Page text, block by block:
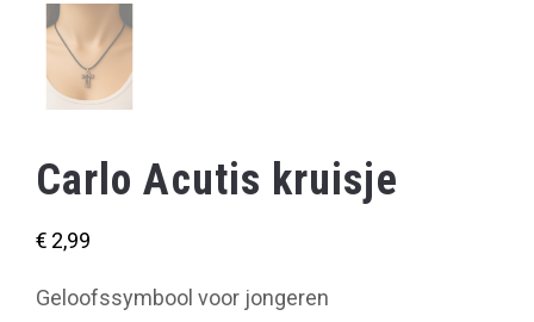
Carlo Acutis kruisje
€ 2,99
Geloofssymbool voor jongeren